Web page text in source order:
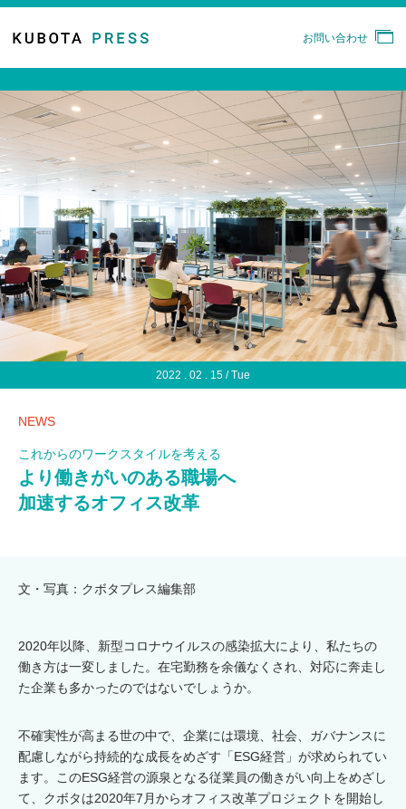
お問い合わせ
NEWS
これからのワークスタイルを考える
より働きがいのある職場へ
加速するオフィス改革
2022 . 02 . 15 / Tue
文・写真：クボタプレス編集部
2020年以降、新型コロナウイルスの感染拡大により、私たちの
働き方は一変しました。在宅勤務を余儀なくされ、対応に奔走し
た企業も多かったのではないでしょうか。
不確実性が高まる世の中で、企業には環境、社会、ガバナンスに
配慮しながら持続的な成長をめざす「ESG経営」が求められてい
ます。このESG経営の源泉となる従業員の働きがい向上をめざし
て、クボタは2020年7月からオフィス改革プロジェクトを開始し